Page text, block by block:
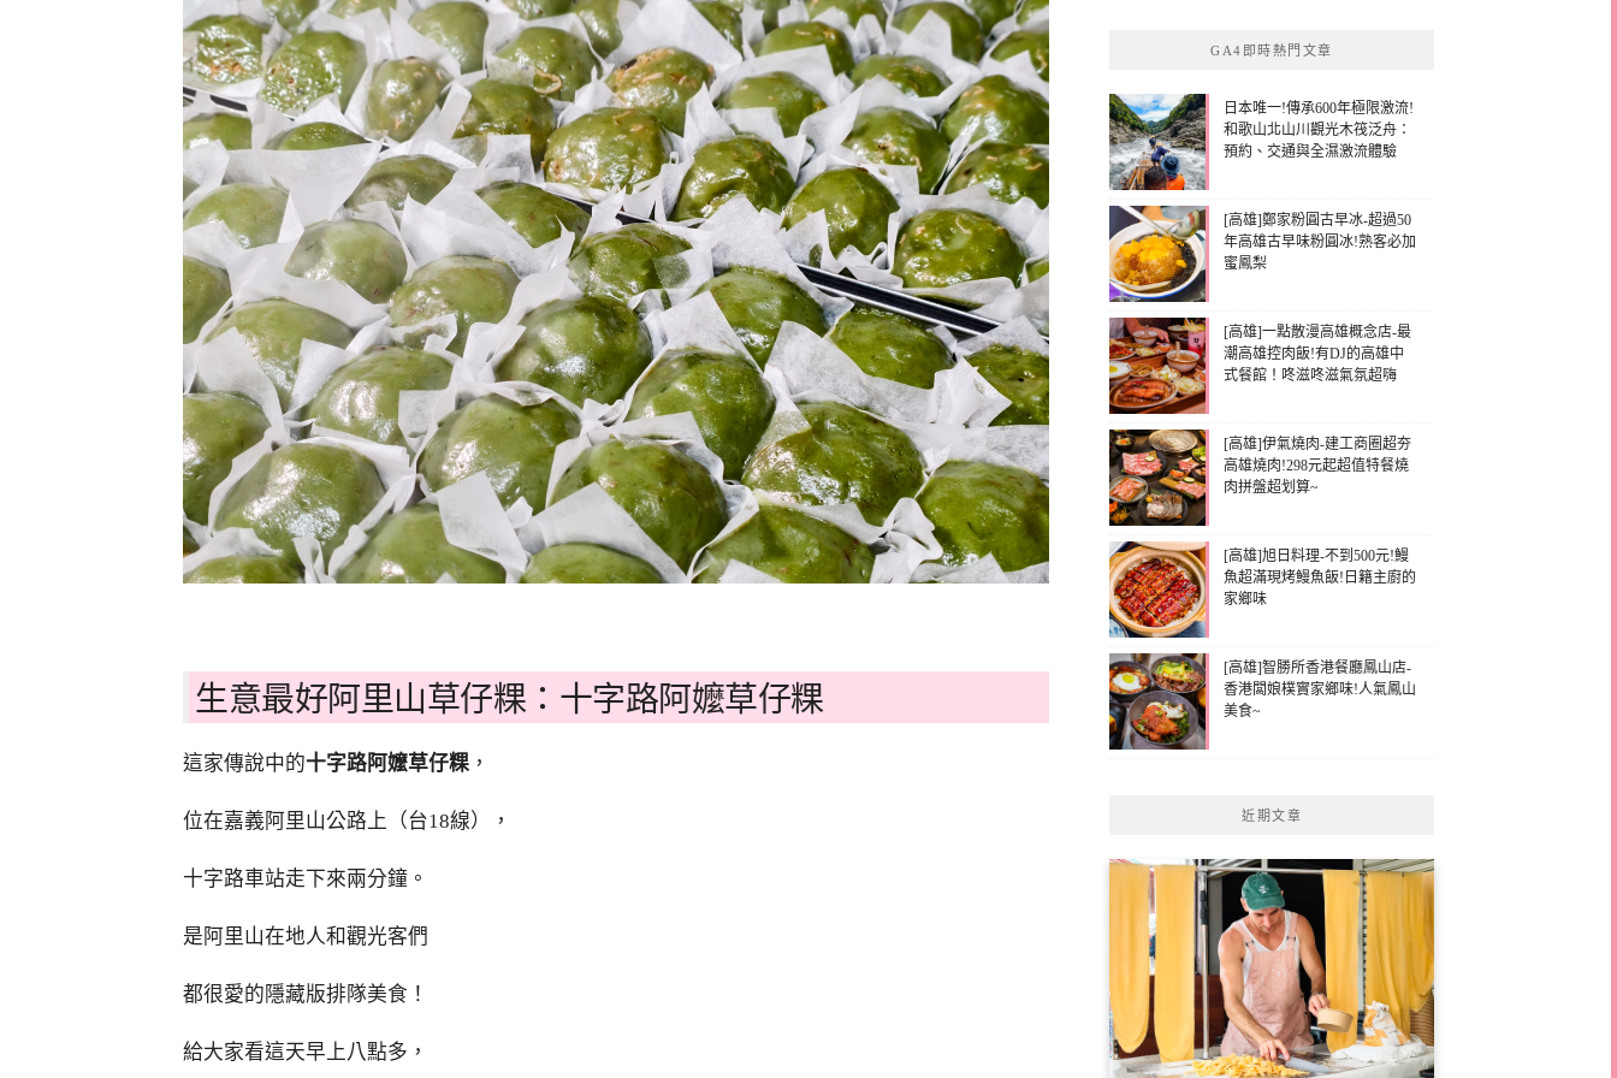
生意最好阿里山草仔粿：十字路阿嬤草仔粿
這家傳說中的十字路阿嬤草仔粿 ，
位在嘉義阿里山公路上（台18線），
十字路車站走下來兩分鐘。
是阿里山在地人和觀光客們
都很愛的隱藏版排隊美食！
給大家看這天早上八點多，
GA4即時熱門文章
日本唯一!傳承600年極限激流!
和歌山北山川觀光木筏泛舟：
預約、交通與全濕激流體驗
[高雄]鄭家粉圓古早冰-超過50
年高雄古早味粉圓冰!熟客必加
蜜鳳梨
[高雄]一點散漫高雄概念店-最
潮高雄控肉飯!有DJ的高雄中
式餐館！咚滋咚滋氣氛超嗨
[高雄]伊氣燒肉-建工商圈超夯
高雄燒肉!298元起超值特餐燒
肉拼盤超划算~
[高雄]旭日料理-不到500元!鰻
魚超滿現烤鰻魚飯!日籍主廚的
家鄉味
[高雄]智勝所香港餐廳鳳山店-
香港闆娘樸實家鄉味!人氣鳳山
美食~
近期文章